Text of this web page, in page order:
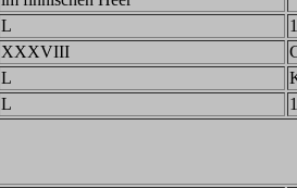
L
XXXVIII
L
L